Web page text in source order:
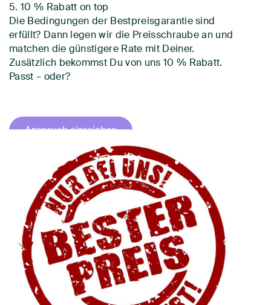
5. 10 % Rabatt on top
Die Bedingungen der Bestpreisgarantie sind
erfüllt? Dann legen wir die Preisschraube an und
matchen die günstigere Rate mit Deiner.
Zusätzlich bekommst Du von uns 10 % Rabatt.
Passt – oder?
Anspruch einreichen